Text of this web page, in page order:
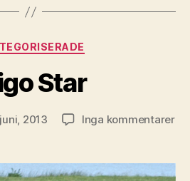
Kategorier
Star
2013 Inga kommentarertill